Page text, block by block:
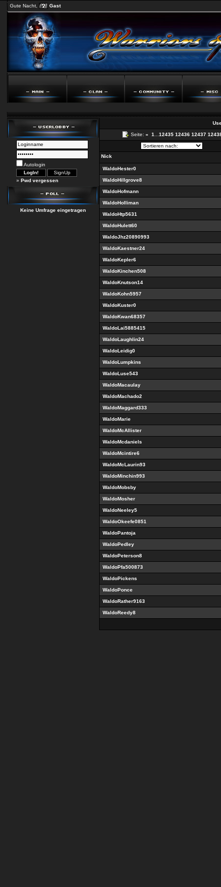
Gute Nacht, Gast
Autologin
» Pwd vergessen
Keine Umfrage eingetragen
Seite: « 1 12435 12436 12437
Nick
WaldoHester0
WaldoHillgrove8
WaldoHofmann
WaldoHolliman
WaldoHtp5631
WaldoHulett60
WaldoJhz20890993
WaldoKaestner24
WaldoKepler6
WaldoKinchen508
WaldoKnutson14
WaldoKohn5957
WaldoKuster0
WaldoKwan68357
WaldoLai5885415
WaldoLaughlin24
WaldoLeidig0
WaldoLumpkins
WaldoLuse543
WaldoMacaulay
WaldoMachado2
WaldoMaggard333
WaldoMarie
WaldoMcAllister
WaldoMcdaniels
WaldoMcintire6
WaldoMcLaurin93
WaldoMinchin993
WaldoMobsby
WaldoMosher
WaldoNeeley5
WaldoOkeefe0851
WaldoPantoja
WaldoPedley
WaldoPeterson8
WaldoPfa500873
WaldoPickens
WaldoPonce
WaldoRather9163
WaldoReedy8